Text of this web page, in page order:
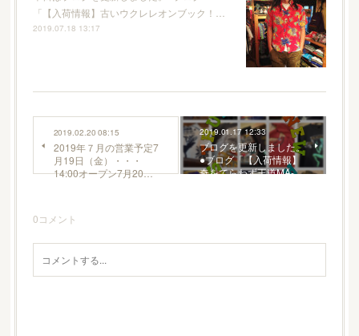
「【入荷情報】古いウクレレオンブック！…
2019.07.18 13:17
2019.02.20 08:15
2019年７月の営業予定7
月19日（金）・・・
14:00オープン7月20…
2019.01.17 12:33
ブログを更新しました。
●ブログ「【入荷情報】
奇をてらわず王道MA-…
0コメント